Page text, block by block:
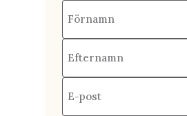
Förnamn
Efternamn
E-post